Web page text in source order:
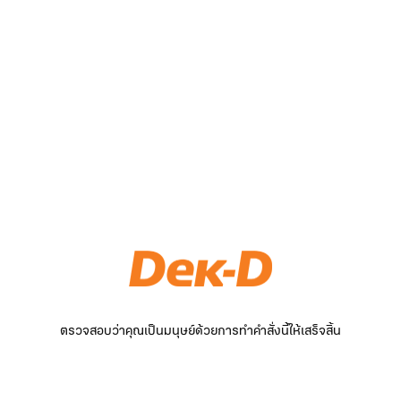
ตรวจสอบว่าคุณเป็นมนุษย์ด้วยการทำคำสั่งนี้ให้เสร็จสิ้น